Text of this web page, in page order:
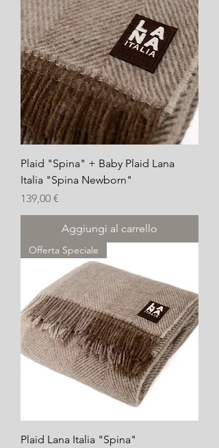
Plaid "Spina" + Baby Plaid Lana
Italia "Spina Newborn"
Prezzo
139,00 €
Aggiungi al carrello
Offerta Speciale
Plaid Lana Italia "Spina"